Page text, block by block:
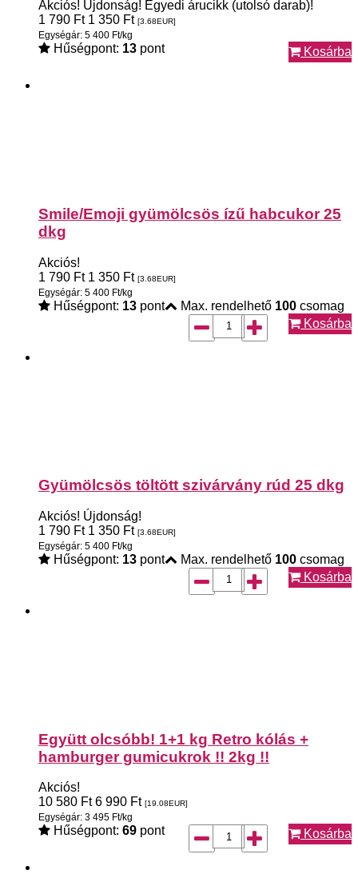
Akciós! Újdonság! Egyedi árucikk (utolsó darab)!
1 790 Ft 1 350 Ft [3.68EUR]
Egységár: 5 400 Ft/kg
Hűségpont: 13 pont Kosárba
Smile/Emoji gyümölcsös ízű habcukor 25
dkg
Akciós!
1 790 Ft 1 350 Ft [3.68EUR]
Egységár: 5 400 Ft/kg
Hűségpont: 13 pont Max. rendelhető 100 csomag
Kosárba
Gyümölcsös töltött szivárvány rúd 25 dkg
Akciós! Újdonság!
1 790 Ft 1 350 Ft [3.68EUR]
Egységár: 5 400 Ft/kg
Hűségpont: 13 pont Max. rendelhető 100 csomag
Kosárba
Együtt olcsóbb! 1+1 kg Retro kólás +
hamburger gumicukrok !! 2kg !!
Akciós!
10 580 Ft 6 990 Ft [19.08EUR]
Egységár: 3 495 Ft/kg
Hűségpont: 69 pont Kosárba